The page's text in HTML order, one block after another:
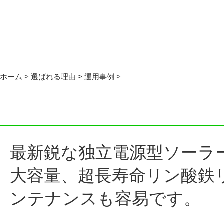
ホーム > 選ばれる理由 > 運用事例 >
最新鋭な独立電源型ソーラ
大容量、超長寿命リン酸
ンテナンスも容易です。